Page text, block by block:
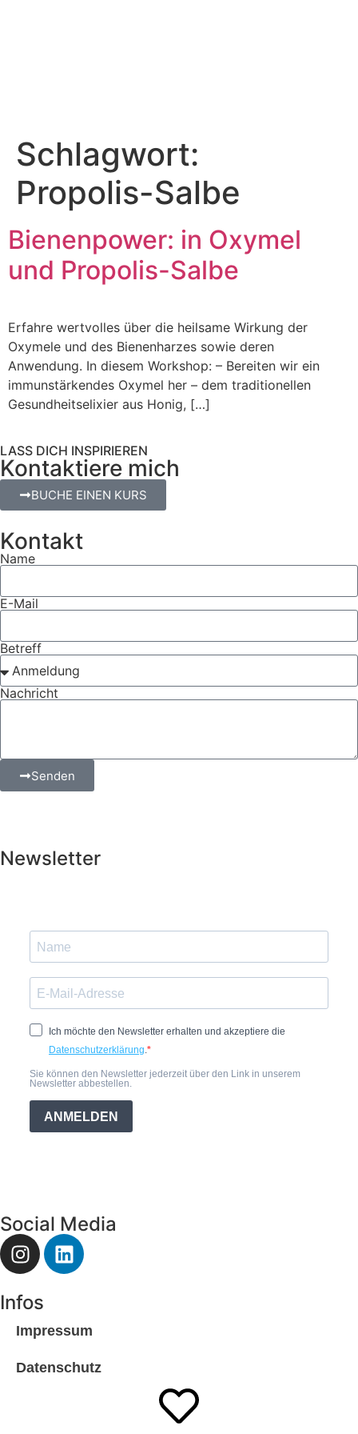
Schlagwort:
Propolis-Salbe
Bienenpower: in Oxymel
und Propolis-Salbe
Erfahre wertvolles über die heilsame Wirkung der
Oxymele und des Bienenharzes sowie deren
Anwendung. In diesem Workshop: – Bereiten wir ein
immunstärkendes Oxymel her – dem traditionellen
Gesundheitselixier aus Honig, […]
LASS DICH INSPIRIEREN
Kontaktiere mich
BUCHE EINEN KURS
Kontakt
Name
E-Mail
Betreff
Nachricht
Senden
Newsletter
Ich möchte den Newsletter erhalten und akzeptiere die
Datenschutzerklärung.
Sie können den Newsletter jederzeit über den Link in unserem
Newsletter abbestellen.
ANMELDEN
Social Media
Infos
Impressum
Datenschutz